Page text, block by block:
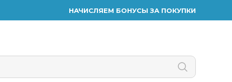
НАЧИСЛЯЕМ БОНУСЫ ЗА ПОКУПКИ